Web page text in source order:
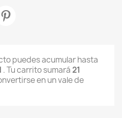
puedes acumular hasta
. Tu carrito sumará 21
en un vale de